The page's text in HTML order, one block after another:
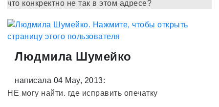
что конкректно не так в этом адресе?
Людмила Шумейко
написала 04 May, 2013:
НЕ могу найти. где исправить опечатку